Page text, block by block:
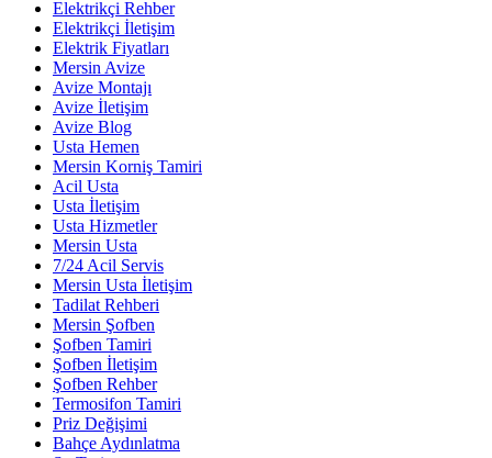
Elektrikçi Rehber
Elektrikçi İletişim
Elektrik Fiyatları
Mersin Avize
Avize Montajı
Avize İletişim
Avize Blog
Usta Hemen
Mersin Korniş Tamiri
Acil Usta
Usta İletişim
Usta Hizmetler
Mersin Usta
7/24 Acil Servis
Mersin Usta İletişim
Tadilat Rehberi
Mersin Şofben
Şofben Tamiri
Şofben İletişim
Şofben Rehber
Termosifon Tamiri
Priz Değişimi
Bahçe Aydınlatma